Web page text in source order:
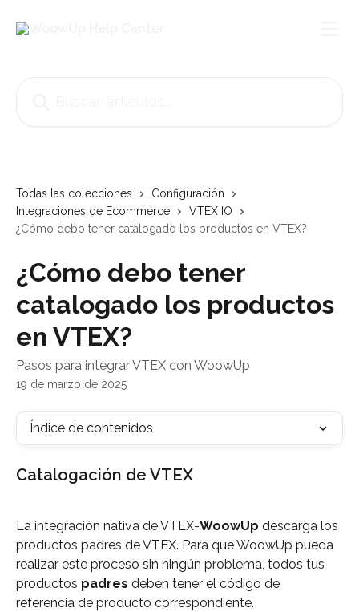
Todas las colecciones
Configuración
Integraciones de Ecommerce
VTEX IO
¿Cómo debo tener catalogado los productos en VTEX?
¿Cómo debo tener
catalogado los productos
en VTEX?
Pasos para integrar VTEX con WoowUp
19 de marzo de 2025
Índice de contenidos
Catalogación de VTEX
La integración nativa de VTEX-WoowUp descarga los
productos padres de VTEX. Para que WoowUp pueda
realizar este proceso sin ningún problema, todos tus
productos padres deben tener el código de
referencia de producto correspondiente.